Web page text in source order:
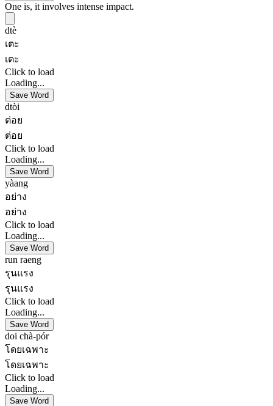
One is, it involves intense impact.
dtè
เตะ
เตะ
Click to load
Loading...
Save Word
dtòi
ต่อย
ต่อย
Click to load
Loading...
Save Word
yàang
อย่าง
อย่าง
Click to load
Loading...
Save Word
run raeng
รุนแรง
รุนแรง
Click to load
Loading...
Save Word
doi chà-pór
โดยเฉพาะ
โดยเฉพาะ
Click to load
Loading...
Save Word